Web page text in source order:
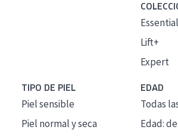
Lift+
Expert
TIPO DE PIEL
Piel sensible
Piel normal y seca
EDAD
Todas
Edad: de